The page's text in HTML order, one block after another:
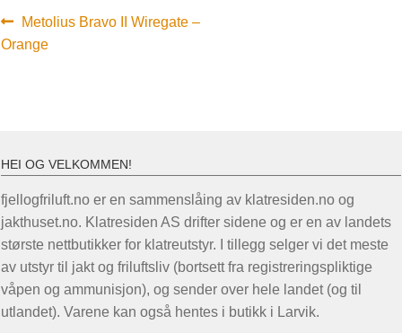
Innleggsnavigasjon
Forrige
innlegg:
Metolius Bravo II Wiregate –
Orange
HEI OG VELKOMMEN!
fjellogfriluft.no er en sammenslåing av klatresiden.no og
jakthuset.no. Klatresiden AS drifter sidene og er en av landets
største nettbutikker for klatreutstyr. I tillegg selger vi det meste
av utstyr til jakt og friluftsliv (bortsett fra registreringspliktige
våpen og ammunisjon), og sender over hele landet (og til
utlandet). Varene kan også hentes i butikk i Larvik.